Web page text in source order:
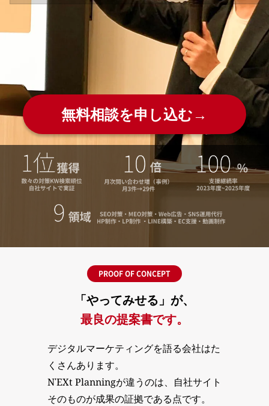
無料相談を申し込む→
PROOF OF CONCEPT
「やってみせる」が、
最良の提案書です。
デジタルマーケティングを語る会社はた
くさんあります。
N'EXt Planningが違うのは、自社サイト
そのものが成果の証拠である点です。